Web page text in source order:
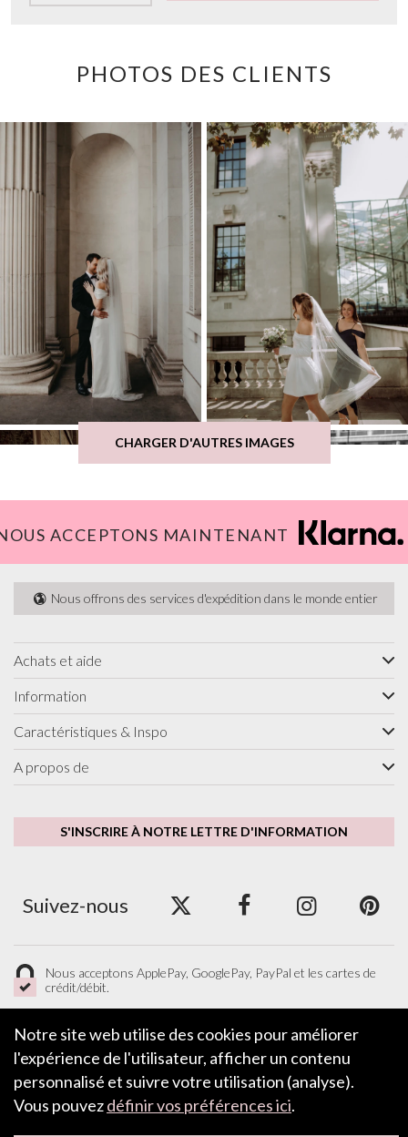
PHOTOS DES CLIENTS
CHARGER D'AUTRES IMAGES
ACCEPTONS MAINTENANT
Nous offrons des services d'expédition dans le monde entier
Achats et aide
Information
Caractéristiques & Inspo
A propos de
S'INSCRIRE À NOTRE LETTRE D'INFORMATION
Suivez-nous
Nous acceptons ApplePay, GooglePay, PayPal et les cartes de
crédit/débit.
LAISSER UN COMMENTAIRE
Notre site web utilise des cookies pour améliorer
l'expérience de l'utilisateur, afficher un contenu
personnalisé et suivre votre utilisation (analyse).
Vous pouvezdéfinir vos préférences ici.